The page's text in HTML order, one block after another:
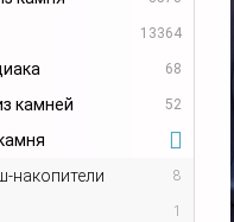
13364
68
камней 52
накопители
8
1